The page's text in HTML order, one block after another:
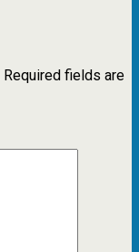
Required fields are